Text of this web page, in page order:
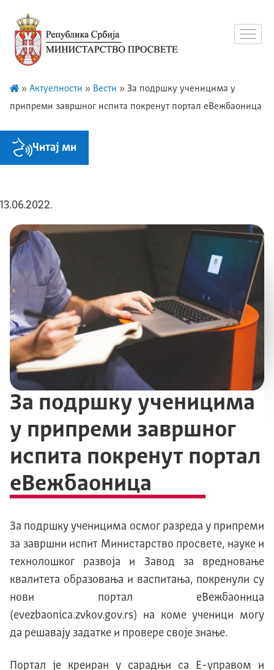
» Актуелности » Вести » За подршку ученицима у
припреми завршног испита покренут портал еВежбаоница
Читај ми
13.06.2022.
За подршку ученицима
у припреми завршног
испита покренут портал
еВежбаоница
За подршку ученицима осмог разреда у припреми
за завршни испит Министарство просвете, науке и
технолошког развоја и Завод за вредновање
квалитета образовања и васпитања, покренули су
нови портал еВежбаоница
(evezbaonica.zvkov.gov.rs) на коме ученици могу
да решавају задатке и провере своје знање.
Портал је креиран у сарадњи са Е-управом и